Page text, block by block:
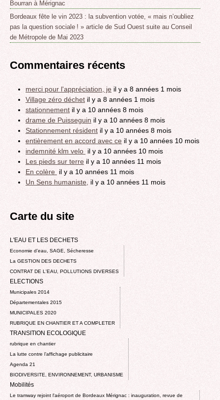
Bourran à Mérignac
Bordeaux fête le vin 2023 : la subvention votée, « mais n’oubliez
pas la question sociale ! » article de Sud Ouest suite au Conseil
de Métropole de Mai 2023
Commentaires récents
merci pour l'appréciation, je il y a 8 années 1 mois
Village zéro déchet il y a 8 années 1 mois
stationnement il y a 10 années 8 mois
drame de Puisseguin il y a 10 années 8 mois
Stationnement résident il y a 10 années 8 mois
entièrement en accord avec ce il y a 10 années 10 mois
indemnité klm velo il y a 10 années 10 mois
Les pieds sur terre il y a 10 années 11 mois
En colère il y a 10 années 11 mois
Un Sens humaniste, il y a 10 années 11 mois
Carte du site
L'EAU ET LES DECHETS
Economie d’eau, SAGE, Sécheresse
La GESTION DES DECHETS
CONTRAT DE L'EAU, POLLUTIONS DIVERSES
ELECTIONS
Municipales 2014
Départementales 2015
MUNICIPALES 2020
RUBRIQUE EN CHANTIER ET A COMPLETER
TRANSITION ECOLOGIQUE
rubrique en chantier
La lutte contre l’affichage publicitaire
Agenda 21
BIODIVERSITE, ENVIRONNEMENT, URBANISME
Mobilités
Le tramway rejoint l'aéroport de Bordeaux Mérignac : inauguration, revue de